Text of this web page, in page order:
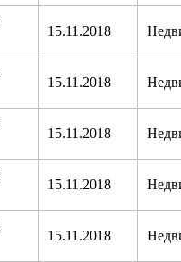
15.11.2018
15.11.2018
15.11.2018
15.11.2018
15.11.2018